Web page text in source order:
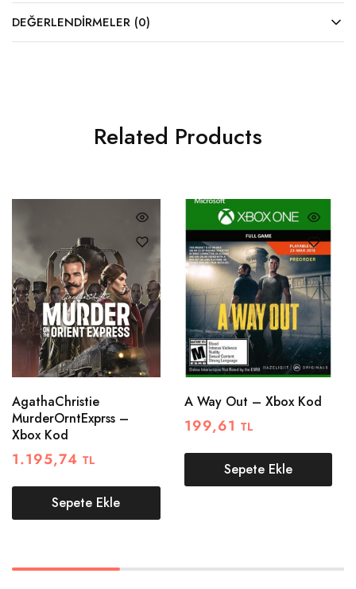
DEĞERLENDIRMELER (0)
Related Products
AgathaChristie
MurderOrntExprss –
Xbox Kod
1.195,74 TL
Sepete Ekle
A Way Out – Xbox Kod
199,61 TL
Sepete Ekle